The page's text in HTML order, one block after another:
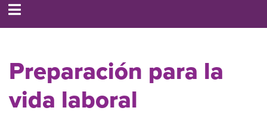
Preparación para la
vida laboral